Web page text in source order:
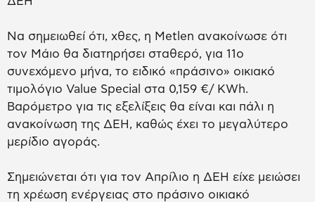
Να σημειωθεί ότι, χθες, η Metlen ανακοίνωσε ότι
τον Μάιο θα διατηρήσει σταθερό, για 11ο
συνεχόμενο μήνα, το ειδικό «πράσινο» οικιακό
τιμολόγιο Value Special στα 0,159 €/ ΚWh.
Βαρόμετρο για τις εξελίξεις θα είναι και πάλι η
ανακοίνωση της ΔΕΗ, καθώς έχει το μεγαλύτερο
μερίδιο αγοράς.
Σημειώνεται ότι για τον Απρίλιο η ΔΕΗ είχε μειώσει
τη χρέωση ενέργειας στο πράσινο οικιακό